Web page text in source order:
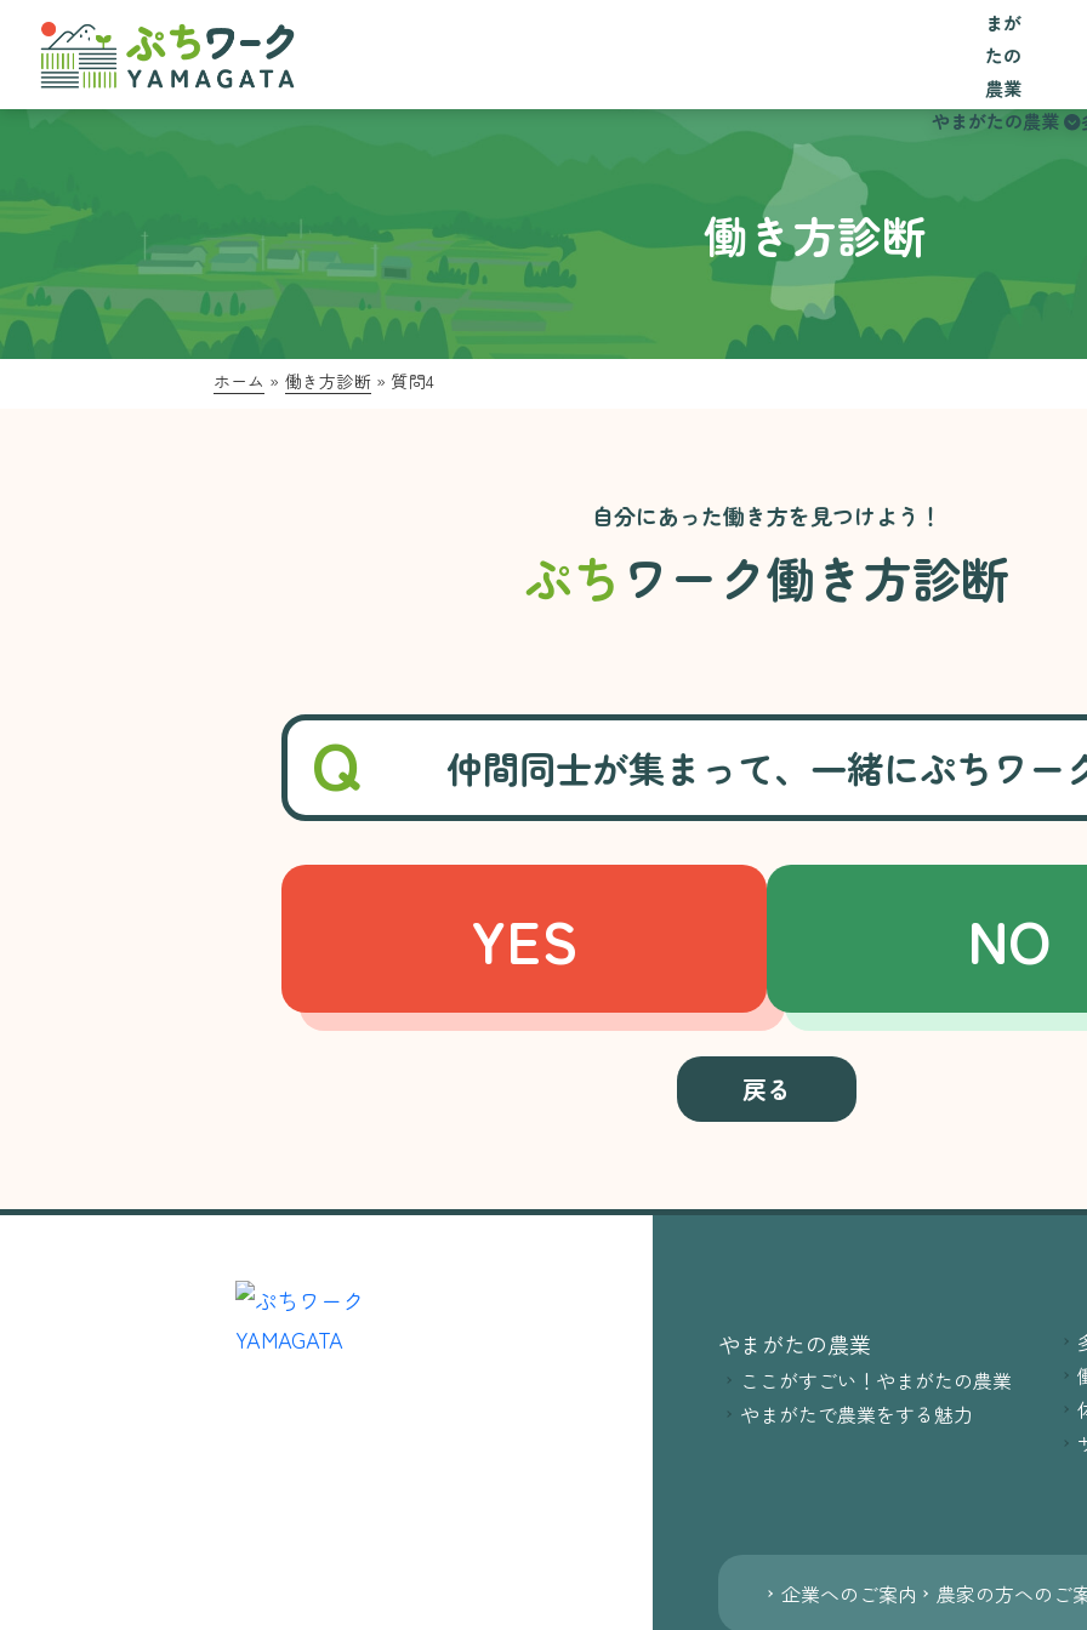
やまがたの農業
働き方診断
ホーム » 働き方診断» 質問4
自分にあった働き方を見つけよう！
ぷち ワーク働き方診断
仲間同士が集まって、一緒にぷちワー
YES NO
戻る
やまがたの農業
ここがすごい！やまがたの農業
やまがたで農業をする魅力
企業へのご案内 農家の方へのご